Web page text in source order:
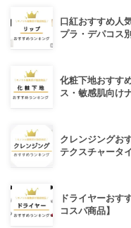
口紅おすすめ人
プラ・デパコス
化粧下地おすす
ス・敏感肌向け
クレンジングお
テクスチャータ
ドライヤーおす
コスパ商品】